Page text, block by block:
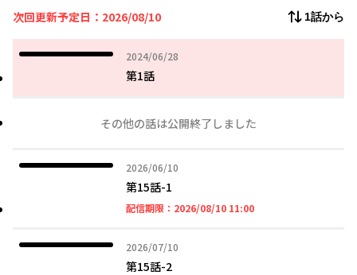
次回更新予定日：2026/08/10 1話から
2024/06/28
2024年06月28日
第1話
その他の話は公開終了しました
2026/06/10
2026年06月10日
第15話-1
配信期限： 2026/08/10 11:002026年08月10日 11時
2026/07/10
2026年07月10日
第15話-2